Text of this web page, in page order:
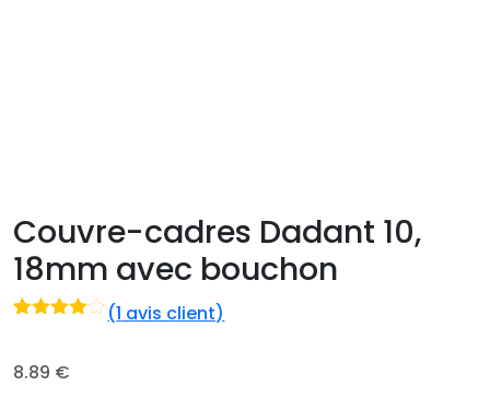
Couvre-cadres Dadant 10,
18mm avec bouchon
5 basé
sur
(1 avis client)
8.89 €